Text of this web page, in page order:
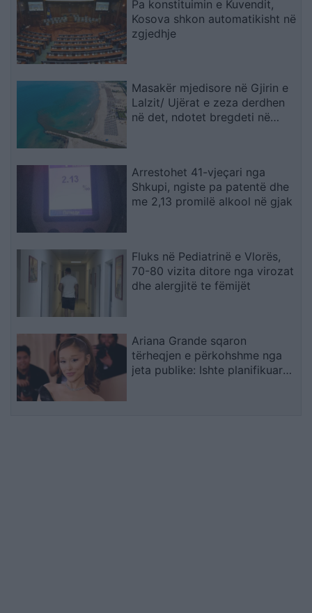
Pa konstituimin e Kuvendit,
Kosova shkon automatikisht në
zgjedhje
Masakër mjedisore në Gjirin e
Lalzit/ Ujërat e zeza derdhen
në det, ndotet bregdeti në
Arrestohet 41-vjeçari nga
Shkupi, ngiste pa patentë dhe
me 2,13 promilë alkool në gjak
Fluks në Pediatrinë e Vlorës,
70-80 vizita ditore nga virozat
dhe alergjitë te fëmijët
Ariana Grande sqaron
tërheqjen e përkohshme nga
jeta publike: Ishte planifikuar